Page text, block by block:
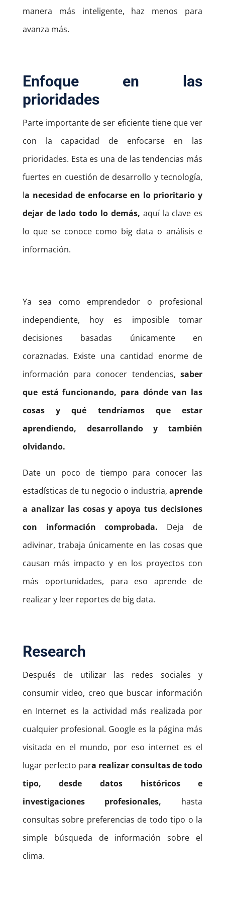
manera más inteligente, haz menos para
avanza más.
Enfoque en las
prioridades
Parte importante de ser eficiente tiene que ver
con la capacidad de enfocarse en las
prioridades. Esta es una de las tendencias más
fuertes en cuestión de desarrollo y tecnología,
la necesidad de enfocarse en lo prioritario y
dejar de lado todo lo demás, aquí la clave es
lo que se conoce como big data o análisis e
información.
Ya sea como emprendedor o profesional
independiente, hoy es imposible tomar
decisiones basadas únicamente en
coraznadas. Existe una cantidad enorme de
información para conocer tendencias,saber
que está funcionando, para dónde van las
cosas y qué tendríamos que estar
aprendiendo, desarrollando y también
olvidando.
Date un poco de tiempo para conocer las
estadísticas de tu negocio o industria, aprende
a analizar las cosas y apoya tus decisiones
con información comprobada. Deja de
adivinar, trabaja únicamente en las cosas que
causan más impacto y en los proyectos con
más oportunidades, para eso aprende de
realizar y leer reportes de big data.
Research
Después de utilizar las redes sociales y
consumir video, creo que buscar información
en Internet es la actividad más realizada por
cualquier profesional. Google es la página más
visitada en el mundo, por eso internet es el
lugar perfecto para realizar consultas de todo
tipo, desde datos históricos e
investigaciones profesionales, hasta
consultas sobre preferencias de todo tipo o la
simple búsqueda de información sobre el
clima.